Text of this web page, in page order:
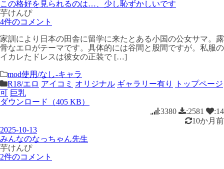
この格好を見られるのは…、少し恥ずかしいです
芋けんぴ
4件のコメント
家訓により日本の田舎に留学に来たとある小国の公女サマ。露
骨なエロがテーマです。具体的には谷間と股間ですが。私服の
イカレたドレスは彼女の正装で […]
mod使用/なし-キャラ
R18/エロ アイコミ オリジナル ギャラリー有り
トップページ
可 巨乳
ダウンロード（405 KB）
:3380
:2581
:14
10か月前
2025-10-13
みんなのなっちゃん先生
芋けんぴ
2件のコメント